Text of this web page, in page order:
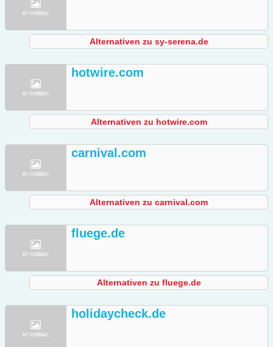
Alternativen zu sy-serena.de
hotwire.com
Alternativen zu hotwire.com
carnival.com
Alternativen zu carnival.com
fluege.de
Alternativen zu fluege.de
holidaycheck.de